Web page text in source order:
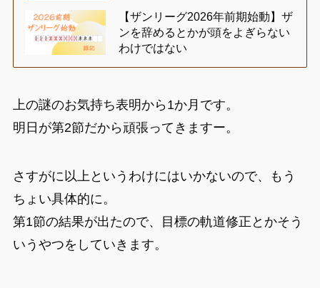
【ザンリーグ2026年前期始動】ザ
ンを辞めるとかが頭をよぎらない
わけではない
上の謎のお気持ち表明から1か月です。
明日が第2節だから頑張ってきますー。
さすがに以上というわけにはいかないので、もう
ちょい具体的に。
第1節の結果が出たので、目標の軌道修正とかそう
いうやつをしていきます。